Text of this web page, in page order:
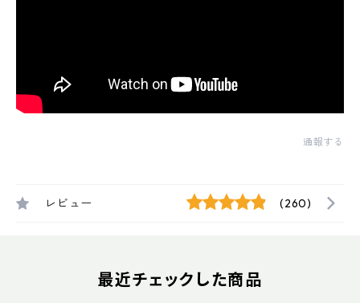
通報する
レビュー (260)
最近チェックした商品